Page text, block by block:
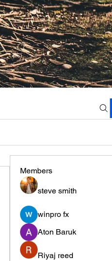
Members
steve smith
winpro fx
Aton Baruk
Riyaj reed